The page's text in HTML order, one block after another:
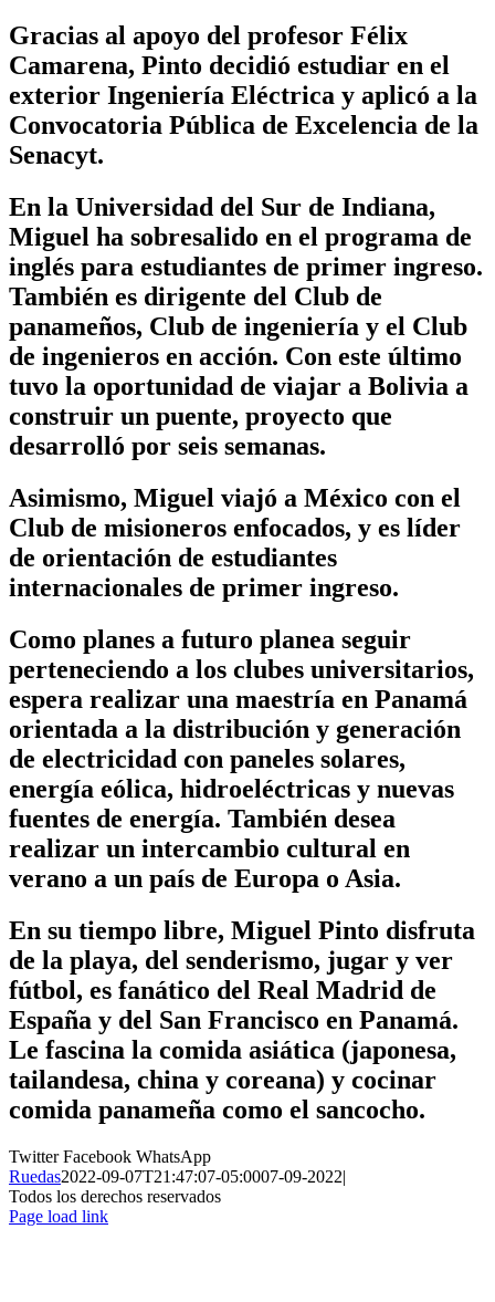
Gracias al apoyo del profesor Félix
Camarena, Pinto decidió estudiar en el
exterior Ingeniería Eléctrica y aplicó a la
Convocatoria Pública de Excelencia de la
Senacyt.
En la Universidad del Sur de Indiana,
Miguel ha sobresalido en el programa de
inglés para estudiantes de primer ingreso.
También es dirigente del Club de
panameños, Club de ingeniería y el Club
de ingenieros en acción. Con este último
tuvo la oportunidad de viajar a Bolivia a
construir un puente, proyecto que
desarrolló por seis semanas.
Asimismo, Miguel viajó a México con el
Club de misioneros enfocados, y es líder
de orientación de estudiantes
internacionales de primer ingreso.
Como planes a futuro planea seguir
perteneciendo a los clubes universitarios,
espera realizar una maestría en Panamá
orientada a la distribución y generación
de electricidad con paneles solares,
energía eólica, hidroeléctricas y nuevas
fuentes de energía. También desea
realizar un intercambio cultural en
verano a un país de Europa o Asia.
En su tiempo libre, Miguel Pinto disfruta
de la playa, del senderismo, jugar y ver
fútbol, es fanático del Real Madrid de
España y del San Francisco en Panamá.
Le fascina la comida asiática (japonesa,
tailandesa, china y coreana) y cocinar
comida panameña como el sancocho.
TwitterFacebook WhatsApp
Ruedas2022-09-07T21:47:07-05:0007-09-2022|
Todos los derechos reservados
Page load link